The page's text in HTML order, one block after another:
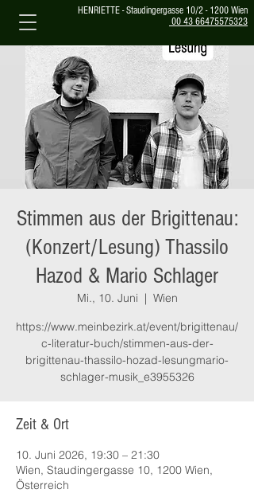
HENRIETTE - Staudingergasse 10/2 - 1200 Wien
00 43 66475575323
Stimmen aus der Brigittenau:
(Konzert/Lesung) Thassilo
Hazod & Mario Schlager
Mi., 10. Juni
  |
Wien
https://www.meinbezirk.at/event/brigittenau/
c-literatur-buch/stimmen-aus-der-
brigittenau-thassilo-hozad-lesungmario-
schlager-musik_e3955326
Zeit & Ort
10. Juni 2026, 19:30 – 21:30
Wien, Staudingergasse 10, 1200 Wien,
Österreich